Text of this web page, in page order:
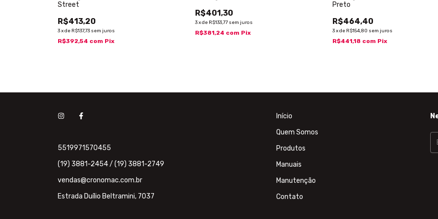
Street
R$413,20
3xde R$137,73 sem juros
R$392,54 com Pix
R$401,30
3xde R$133,77 sem juros
R$381,24 com Pix
Preto
R$464,40
3xde R$154,80 sem juros
R$441,18 com Pix
5519971570455
(19) 3881-2454 / (19) 3881-2749
vendas@cronomac.com.br
Estrada Duílio Beltramini, 7037
Início
Quem Somos
Produtos
Manuais
Manutenção
Contato